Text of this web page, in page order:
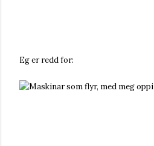
Eg er redd for:
askinar som flyr, med meg oppi